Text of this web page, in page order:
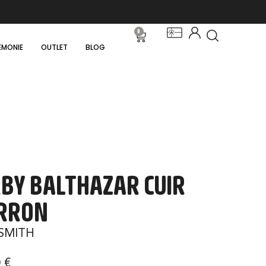
OUTLET BLOG
0
BALTHAZAR CUIR
€